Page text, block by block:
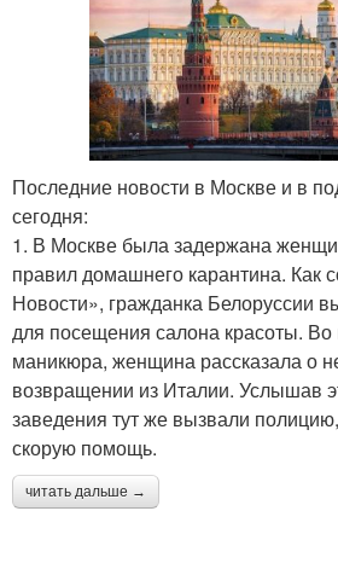
Последние новости в Москве и в
сегодня:
1. В Москве была задержана
правил домашнего карантина. Как
Новости», гражданка Белоруссии
для посещения салона красоты.
маникюра, женщина рассказала о
возвращении из Италии. Услышав
заведения тут же вызвали
скорую помощь.
читать дальше →